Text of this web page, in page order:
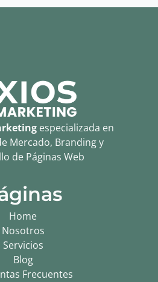
especializada en
Mercado, Branding y
de Páginas Web
Home
Nosotros
Servicios
Blog
Frecuentes